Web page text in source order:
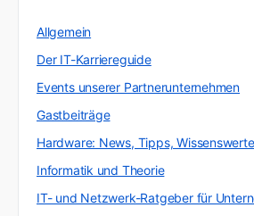
Allgemein
Der IT-Karriereguide
Events unserer Partnerunternehmen
Gastbeiträge
Hardware: News, Tipps,
Informatik und Theorie
IT- und Netzwerk-Ratgeber für